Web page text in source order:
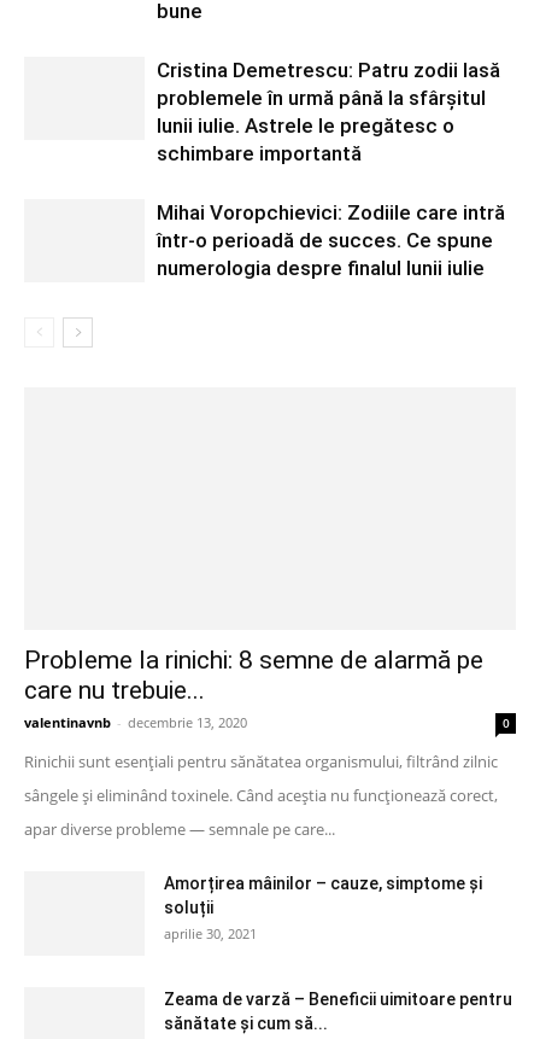
bune
Cristina Demetrescu: Patru zodii lasă
problemele în urmă până la sfârșitul
lunii iulie. Astrele le pregătesc o
schimbare importantă
Mihai Voropchievici: Zodiile care intră
într-o perioadă de succes. Ce spune
numerologia despre finalul lunii iulie
Probleme la rinichi: 8 semne de alarmă pe
care nu trebuie...
valentinavnb - decembrie 13, 2020 0
Rinichii sunt esențiali pentru sănătatea organismului, filtrând zilnic
sângele și eliminând toxinele. Când aceștia nu funcționează corect,
apar diverse probleme — semnale pe care...
Amorțirea mâinilor – cauze, simptome și
soluții
aprilie 30, 2021
Zeama de varză – Beneficii uimitoare pentru
sănătate și cum să...